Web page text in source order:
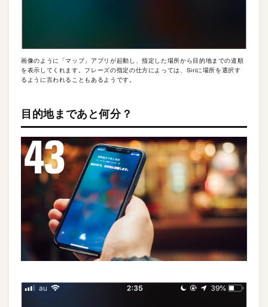
画像のように「マップ」アプリが起動し、指定した場所から目的地までの道順
を表示してくれます。フレーズの指定の仕方によっては、Siriに場所を選択す
るように言われることもあるようです。
目的地まであと何分？